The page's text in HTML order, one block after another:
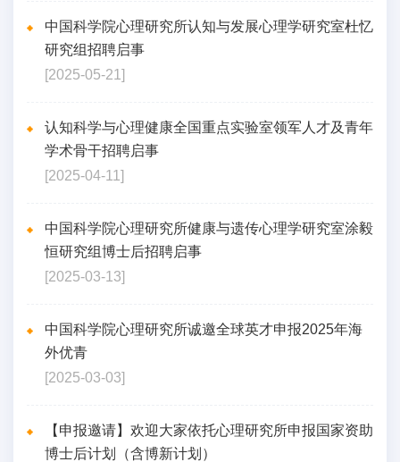
中国科学院心理研究所认知与发展心理学研究室杜忆
研究组招聘启事
[2025-05-21]
认知科学与心理健康全国重点实验室领军人才及青年
学术骨干招聘启事
[2025-04-11]
中国科学院心理研究所健康与遗传心理学研究室涂毅
恒研究组博士后招聘启事
[2025-03-13]
中国科学院心理研究所诚邀全球英才申报2025年海
外优青
[2025-03-03]
【申报邀请】欢迎大家依托心理研究所申报国家资助
博士后计划（含博新计划）